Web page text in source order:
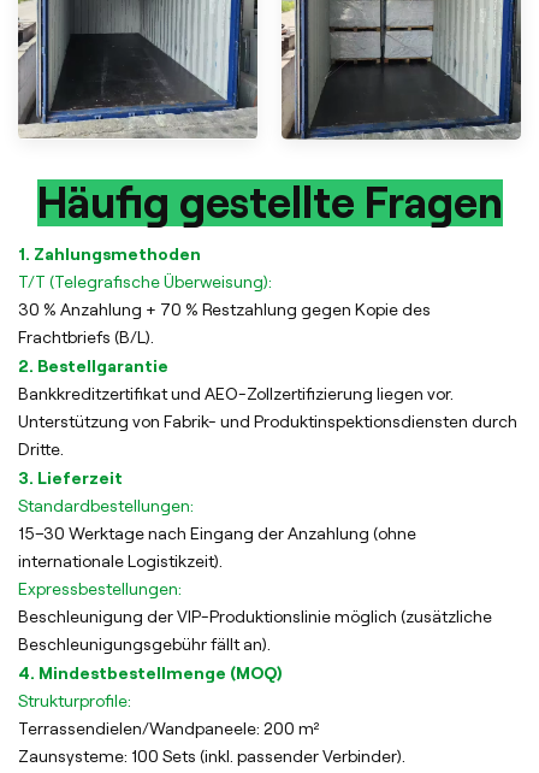
Häufig gestellte Fragen
1. Zahlungsmethoden
T/T (Telegrafische Überweisung):
30 % Anzahlung + 70 % Restzahlung gegen Kopie des
Frachtbriefs (B/L).
2. Bestellgarantie
Bankkreditzertifikat und AEO-Zollzertifizierung liegen vor.
Unterstützung von Fabrik- und Produktinspektionsdiensten durch
Dritte.
3. Lieferzeit
Standardbestellungen:
15–30 Werktage nach Eingang der Anzahlung (ohne
internationale Logistikzeit).
Expressbestellungen:
Beschleunigung der VIP-Produktionslinie möglich (zusätzliche
Beschleunigungsgebühr fällt an).
4. Mindestbestellmenge (MOQ)
Strukturprofile:
Terrassendielen/Wandpaneele: 200 m²
Zaunsysteme: 100 Sets (inkl. passender Verbinder).